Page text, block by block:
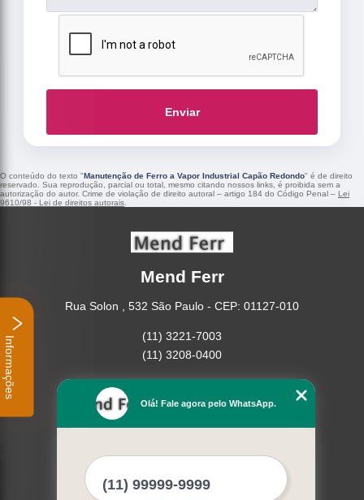
Enviar
O conteúdo do texto "Manutenção de Ferro a Vapor Industrial Capão Redondo" é de direito
reservado. Sua reprodução, parcial ou total, mesmo citando nossos links, é proibida sem a
autorização do autor. Crime de violação de direito autoral – artigo 184 do Código Penal – Lei
9610/98 - Lei de direitos autorais
Mend Ferr
Rua Solon , 532 São Paulo - CEP: 01127-010
(11) 3221-7003
(11) 3208-0400
Empresa
Contato
Mapa do site
Olá! Fale agora pelo WhatsApp.
Informações